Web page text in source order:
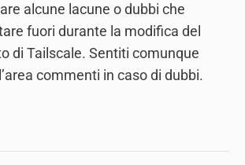
alcune lacune o dubbi che
fuori durante la modifica del
di Tailscale. Sentiti comunque
commenti in caso di dubbi.